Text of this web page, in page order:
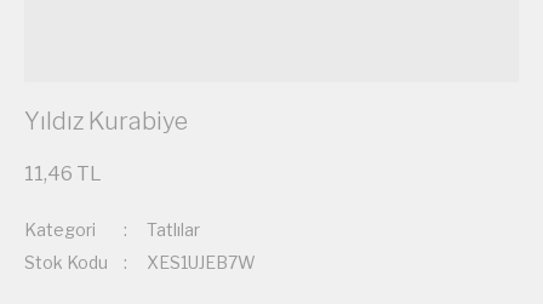
Yıldız Kurabiye
11,46 TL
Kategori
Tatlılar
Stok Kodu
XES1UJEB7W